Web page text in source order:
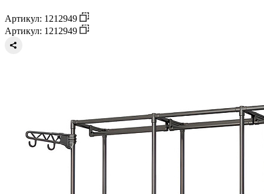
Артикул: 1212949
Артикул: 1212949